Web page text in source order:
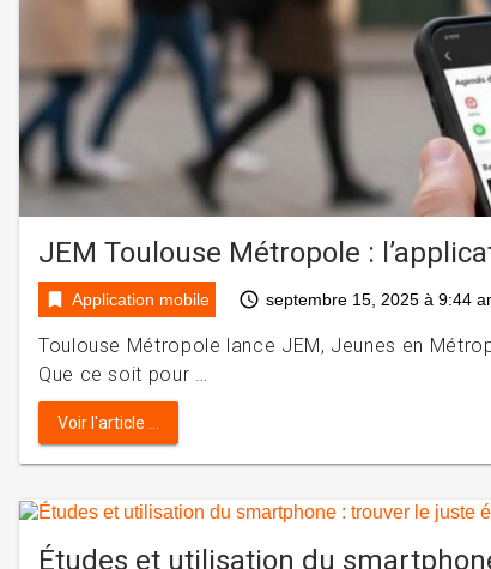
JEM Toulouse Métropole :
bookmark Application mobile access_time septembre 15, 2025 à 9:44
Toulouse Métropole lance JEM, Jeunes en
Que ce soit pour …
Voir l'article ...
Études et utilisation du